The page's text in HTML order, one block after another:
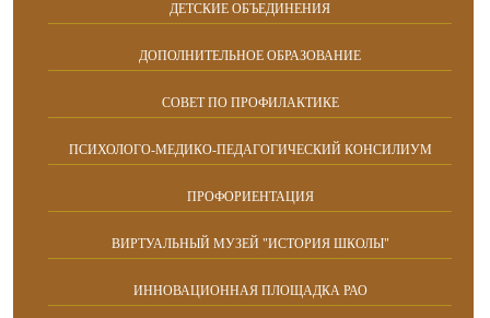
ДЕТСКИЕ ОБЪЕДИНЕНИЯ
ДОПОЛНИТЕЛЬНОЕ ОБРАЗОВАНИЕ
СОВЕТ ПО ПРОФИЛАКТИКЕ
ПСИХОЛОГО-МЕДИКО-ПЕДАГОГИЧЕСКИЙ КОНСИЛИУМ
ПРОФОРИЕНТАЦИЯ
ВИРТУАЛЬНЫЙ МУЗЕЙ "ИСТОРИЯ ШКОЛЫ"
ИННОВАЦИОННАЯ ПЛОЩАДКА РАО